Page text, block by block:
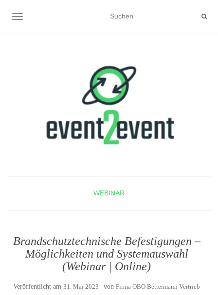
NAVIGATION UMSCHALTEN
WEBINAR
Brandschutztechnische Befestigungen –
Möglichkeiten und Systemauswahl
(Webinar | Online)
Veröffentlicht am 31. Mai 2023 von Firma OBO Bettermann Vertrieb